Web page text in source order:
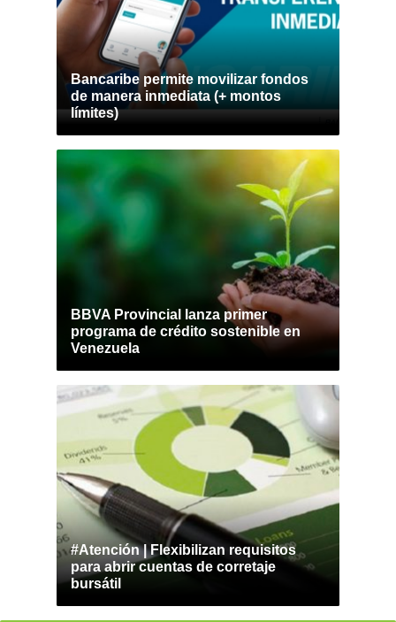
Bancaribe permite movilizar fondos
de manera inmediata (+ montos
límites)
BBVA Provincial lanza primer
programa de crédito sostenible en
Venezuela
#Atención | Flexibilizan requisitos
para abrir cuentas de corretaje
bursátil